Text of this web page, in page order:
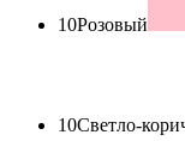
10Розовый
10Светло-